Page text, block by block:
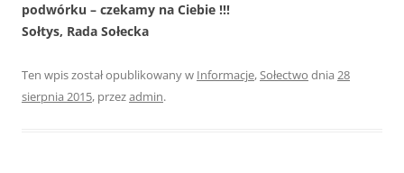
podwórku – czekamy na Ciebie !!!
Sołtys, Rada Sołecka
Ten wpis został opublikowany w Informacje,Sołectwo dnia 28
sierpnia 2015, przezadmin.